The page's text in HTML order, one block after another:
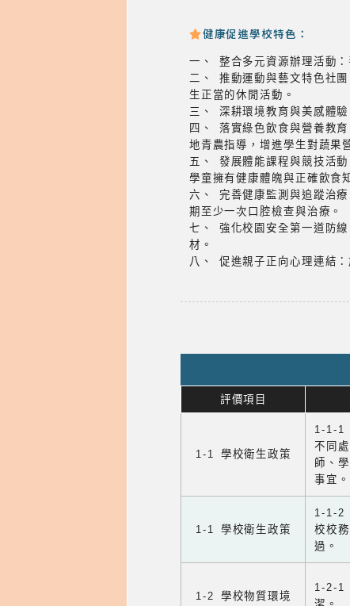
健康促進學校特色：
一、 整合多元資源辦理活動
二、 推動運動與藝文特色社
生正當的休閒活動。
三、 深耕環境教育與美感體
四、 落實綠色飲食與營養教
地青農指導，增進學生對蔬果
五、 發展體能課程與競技活
學童擁有健康體魄與正確飲食
六、 完善健康監測與追蹤治
期至少一次口腔檢查與治療。
七、 強化校園安全第一道防
材。
八、 促進親子正向心理連結
評價項目
1-1 學校衛生政策
1-1-1
不同
師、
事宜。
1-1 學校衛生政策
1-1-2
校校
過。
1-2 學校物質環境
1-2-1